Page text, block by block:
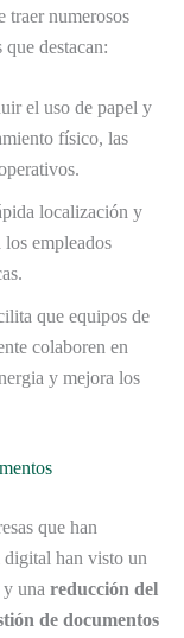
traer numerosos
destacan:
el uso de papel y
físico, las
localización y
los empleados
que equipos de
colaboren en
y mejora los
que han
digital han visto un
y una reducción del
de documentos